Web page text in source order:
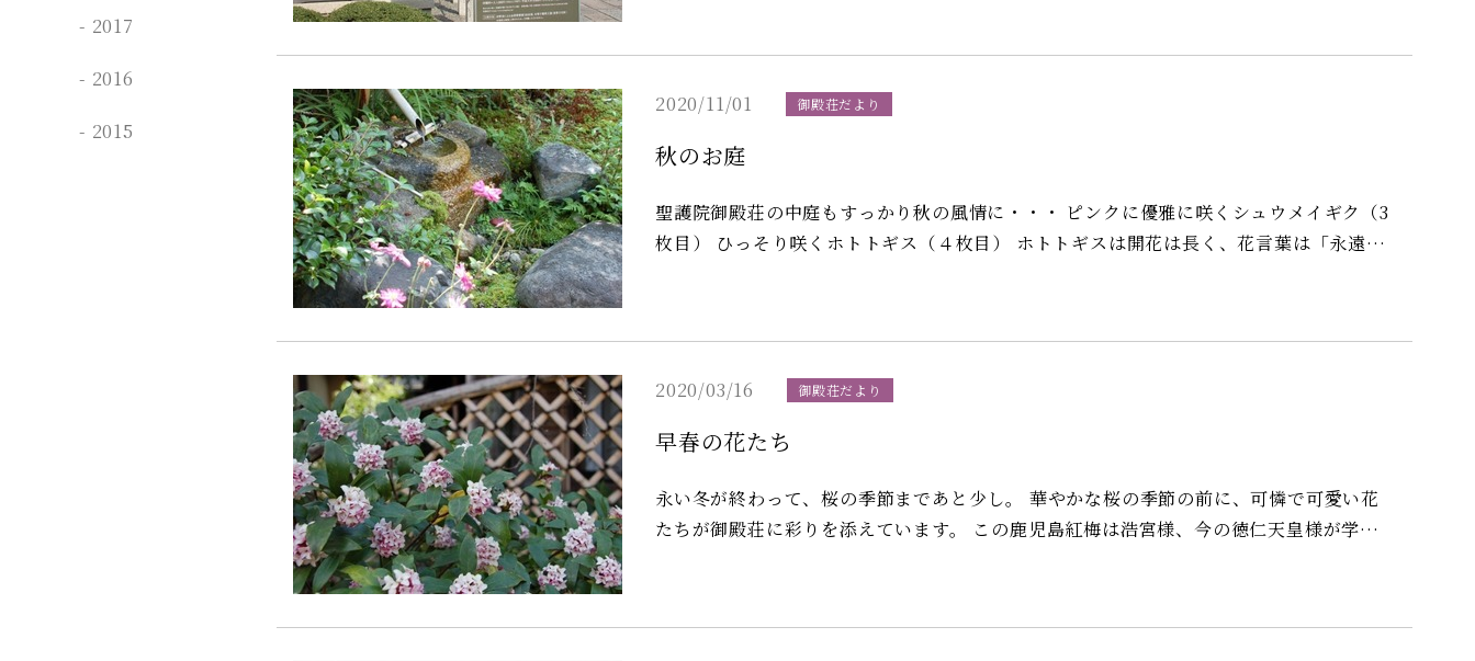
年１２月６日まで（２０２０年１１月２９日は休止日です） *次世代対策支援、両立支援
2020/11/01
御殿荘だより
秋のお庭
聖護院御殿荘の中庭もすっかり秋の風情に・・・ ピンクに優雅に咲くシュウメイギク（3
枚目） ひっそり咲くホトトギス（４枚目） ホトトギスは開花は長く、花言葉は「永遠に
2020/03/16 御殿荘だより
早春の花たち
永い冬が終わって、桜の季節まであと少し。 華やかな桜の季節の前に、可憐で可愛い花
たちが御殿荘に彩りを添えています。 この鹿児島紅梅は浩宮様、今の徳仁天皇様が学習
2017
2016
2015